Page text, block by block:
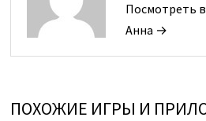
Посмотреть
Анна →
ПОХОЖИЕ ИГРЫ И